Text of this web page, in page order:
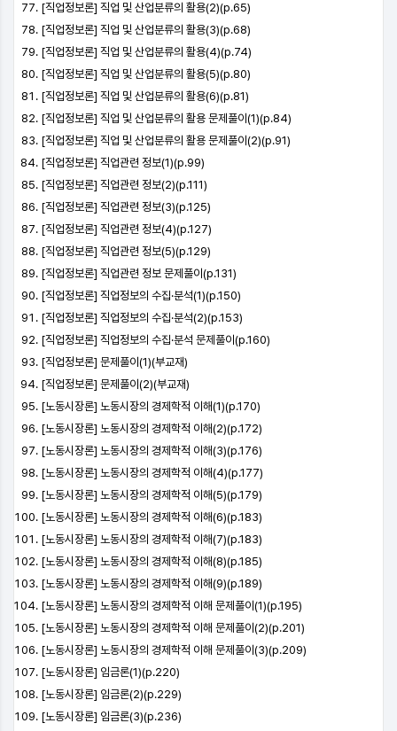
[직업정보론] 직업 및 산업분류의 활용(2)(p.65)
[직업정보론] 직업 및 산업분류의 활용(3)(p.68)
[직업정보론] 직업 및 산업분류의 활용(4)(p.74)
[직업정보론] 직업 및 산업분류의 활용(5)(p.80)
[직업정보론] 직업 및 산업분류의 활용(6)(p.81)
[직업정보론] 직업 및 산업분류의 활용 문제풀이(1)(p.84)
[직업정보론] 직업 및 산업분류의 활용 문제풀이(2)(p.91)
[직업정보론] 직업관련 정보(1)(p.99)
[직업정보론] 직업관련 정보(2)(p.111)
[직업정보론] 직업관련 정보(3)(p.125)
[직업정보론] 직업관련 정보(4)(p.127)
[직업정보론] 직업관련 정보(5)(p.129)
[직업정보론] 직업관련 정보 문제풀이(p.131)
[직업정보론] 직업정보의 수집·분석(1)(p.150)
[직업정보론] 직업정보의 수집·분석(2)(p.153)
[직업정보론] 직업정보의 수집·분석 문제풀이(p.160)
[직업정보론] 문제풀이(1)(부교재)
[직업정보론] 문제풀이(2)(부교재)
[노동시장론] 노동시장의 경제학적 이해(1)(p.170)
[노동시장론] 노동시장의 경제학적 이해(2)(p.172)
[노동시장론] 노동시장의 경제학적 이해(3)(p.176)
[노동시장론] 노동시장의 경제학적 이해(4)(p.177)
[노동시장론] 노동시장의 경제학적 이해(5)(p.179)
[노동시장론] 노동시장의 경제학적 이해(6)(p.183)
[노동시장론] 노동시장의 경제학적 이해(7)(p.183)
[노동시장론] 노동시장의 경제학적 이해(8)(p.185)
[노동시장론] 노동시장의 경제학적 이해(9)(p.189)
[노동시장론] 노동시장의 경제학적 이해 문제풀이(1)(p.195)
[노동시장론] 노동시장의 경제학적 이해 문제풀이(2)(p.201)
[노동시장론] 노동시장의 경제학적 이해 문제풀이(3)(p.209)
[노동시장론] 임금론(1)(p.220)
[노동시장론] 임금론(2)(p.229)
[노동시장론] 임금론(3)(p.236)